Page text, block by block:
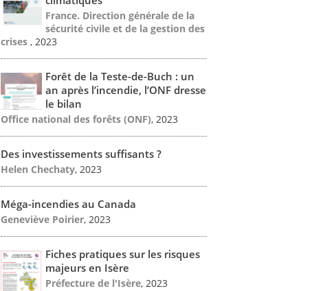
France. Direction générale de la
sécurité civile et de la gestion des
crises , 2023
Forêt de la Teste-de-Buch : un
an après l’incendie, l’ONF dresse
le bilan
Office national des forêts (ONF), 2023
Des investissements suffisants ?
Helen Chechaty, 2023
Méga-incendies au Canada
Geneviève Poirier, 2023
Fiches pratiques sur les risques
majeurs en Isère
Préfecture de l'Isère, 2023